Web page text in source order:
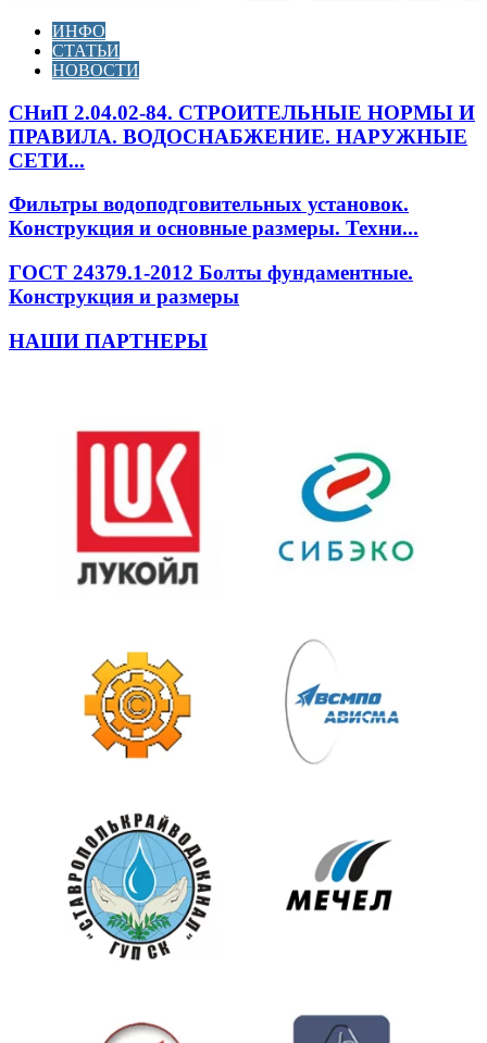
ИНФО
СТАТЬИ
НОВОСТИ
СНиП 2.04.02-84. СТРОИТЕЛЬНЫЕ НОРМЫ И
ПРАВИЛА. ВОДОСНАБЖЕНИЕ. НАРУЖНЫЕ
СЕТИ...
Фильтры водоподговительных установок.
Конструкция и основные размеры. Техни...
ГОСТ 24379.1-2012 Болты фундаментные.
Конструкция и размеры
НАШИ ПАРТНЕРЫ